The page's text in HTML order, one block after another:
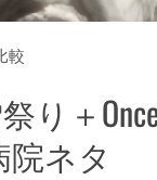
較
り＋
院ネタ